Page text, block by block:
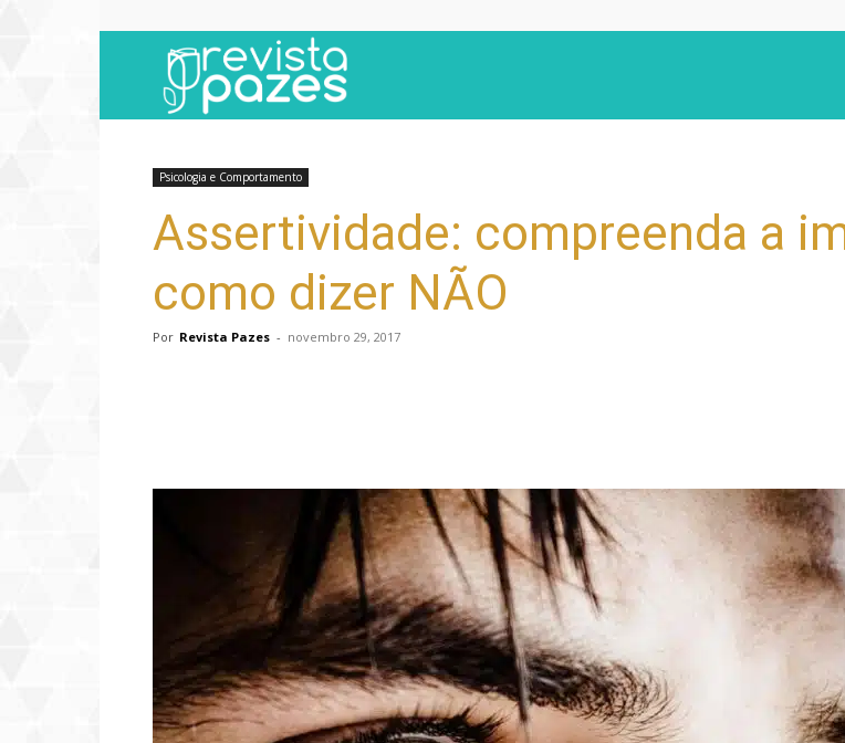
Psicologia e Comportamento
Assertividade: compreenda a
como dizer NÃO
Por Revista Pazes - novembro 29, 2017